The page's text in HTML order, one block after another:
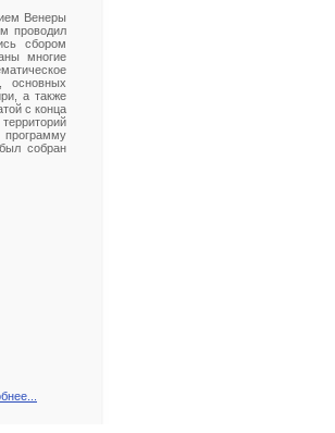
Венеры
проводил
сбором
многие
основных
а также
с конца
собран